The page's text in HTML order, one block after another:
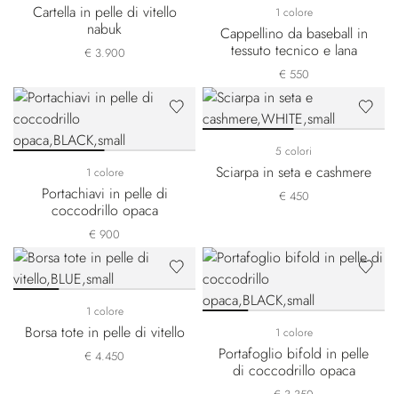
Cartella in pelle di vitello
nabuk
€ 3.900
1 colore
Cappellino da baseball in
tessuto tecnico e lana
€ 550
1 colore
Portachiavi in pelle di
coccodrillo opaca
€ 900
5 colori
Sciarpa in seta e cashmere
€ 450
1 colore
Borsa tote in pelle di vitello
€ 4.450
1 colore
Portafoglio bifold in pelle
di coccodrillo opaca